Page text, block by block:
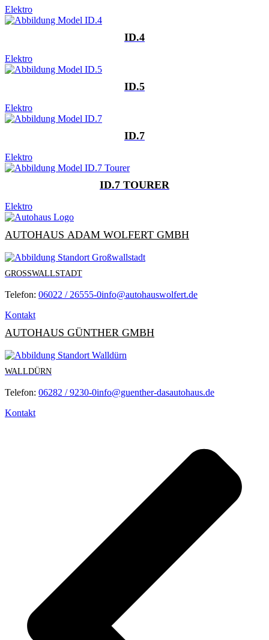
Elektro
ID.4
Elektro
ID.5
Elektro
ID.7
Elektro
ID.7 TOURER
Elektro
AUTOHAUS ADAM WOLFERT GMBH
GROSSWALLSTADT
Telefon: 06022 / 26555-0info@autohauswolfert.de
Kontakt
AUTOHAUS GÜNTHER GMBH
WALLDÜRN
Telefon: 06282 / 9230-0info@guenther-dasautohaus.de
Kontakt